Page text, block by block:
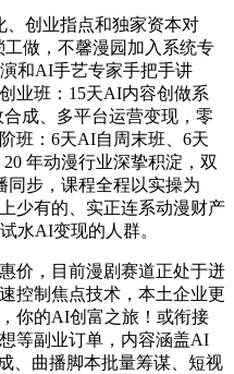
创业指点和独家资本对
做，不馨漫园加入系统专
和AI手艺专家手把手讲
业班：15天AI内容创做系
成、多平台运营变现，零
班：6天AI自周末班、6天
年动漫行业深挚积淀，双
同步，课程全程以实操为
少有的、实正连系动漫财产
水AI变现的人群。
，目前漫剧赛道正处于迸
控制焦点技术，本土企业更
你的AI创富之旅！或衔接
等副业订单，内容涵盖AI
、曲播脚本批量筹谋、短视